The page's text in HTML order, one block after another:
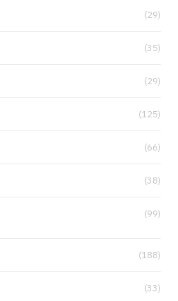
(29)
(35)
(29)
(125)
(66)
(38)
(99)
(188)
(33)